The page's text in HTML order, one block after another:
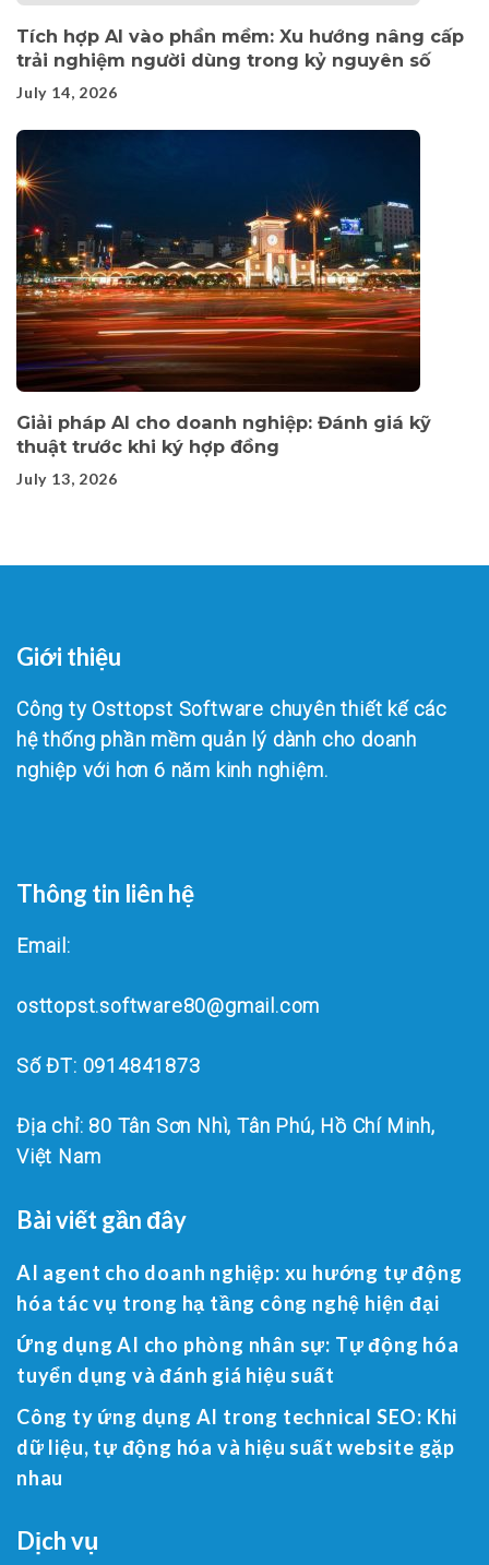
Tích hợp AI vào phần mềm: Xu hướng nâng cấp
trải nghiệm người dùng trong kỷ nguyên số
July 14, 2026
Giải pháp AI cho doanh nghiệp: Đánh giá kỹ
thuật trước khi ký hợp đồng
July 13, 2026
Giới thiệu
Công ty Osttopst Software chuyên thiết kế các
hệ thống phần mềm quản lý dành cho doanh
nghiệp với hơn 6 năm kinh nghiệm.
Thông tin liên hệ
Email:
osttopst.software80@gmail.com
Số ĐT: 0914841873
Địa chỉ: 80 Tân Sơn Nhì, Tân Phú, Hồ Chí Minh,
Việt Nam
Bài viết gần đây
AI agent cho doanh nghiệp: xu hướng tự động
hóa tác vụ trong hạ tầng công nghệ hiện đại
Ứng dụng AI cho phòng nhân sự: Tự động hóa
tuyển dụng và đánh giá hiệu suất
Công ty ứng dụng AI trong technical SEO: Khi
dữ liệu, tự động hóa và hiệu suất website gặp
nhau
Dịch vụ